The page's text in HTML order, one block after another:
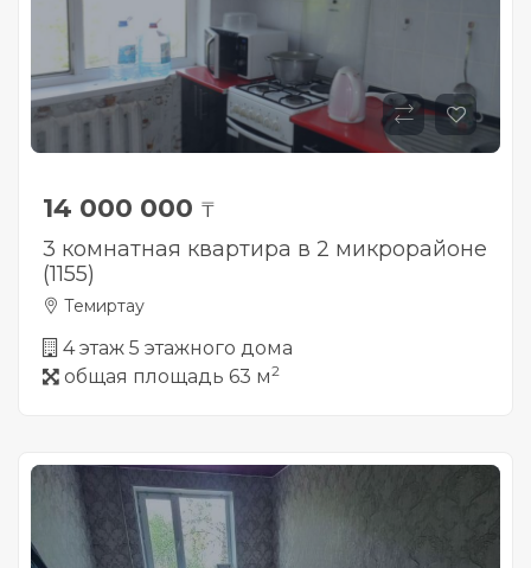
14 000 000 ₸
3 комнатная квартира в 2 микрорайоне
(1155)
Темиртау
4 этаж 5 этажного дома
общая площадь 63 м2